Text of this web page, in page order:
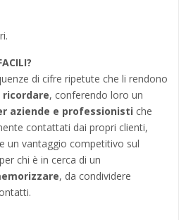
di cifre ripetute che li rendono
, conferendo loro un
aziende e professionisti che
contattati dai propri clienti,
un vantaggio competitivo sul
chi è in cerca di un
, da condividere